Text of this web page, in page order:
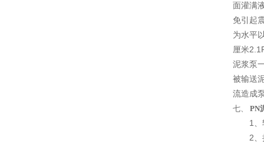
面灌满
免引起
为水平
厘米
泥浆泵
被输送
流造成
七、 PN
1、轴
2、扬